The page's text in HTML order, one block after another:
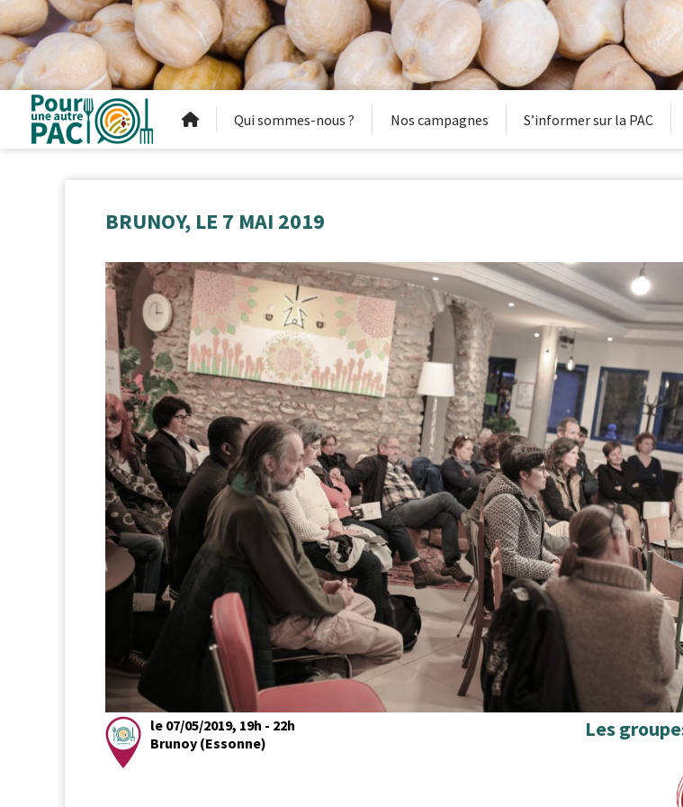
Qui sommes-nous ? Nos campagnes S’informer sur la PAC
BRUNOY, LE 7 MAI 2019
le 07/05/2019, 19h - 22h
Brunoy (Essonne)
Les